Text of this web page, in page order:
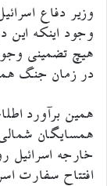
وزیر دفاع
وجود اینکه این
هیچ تضمینی
در زمان جنگ
همین برآورد
همسایگان
خارجه اسرائیل
افتتاح سفارت